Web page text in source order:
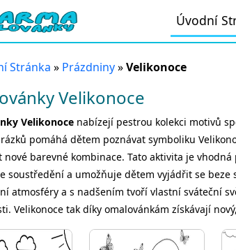
Úvodní
Stránka » Prázdniny»Velikonoce
Velikonoce
Velikonoce nabízejí pestrou kolekci motivů
pomáhá dětem poznávat symboliku
nové barevné kombinace. Tato aktivita je
soustředění a umožňuje dětem vyjádřit se
atmosféry a s nadšením tvoří vlastní sváteční
Velikonoce tak díky omalovánkám získávají